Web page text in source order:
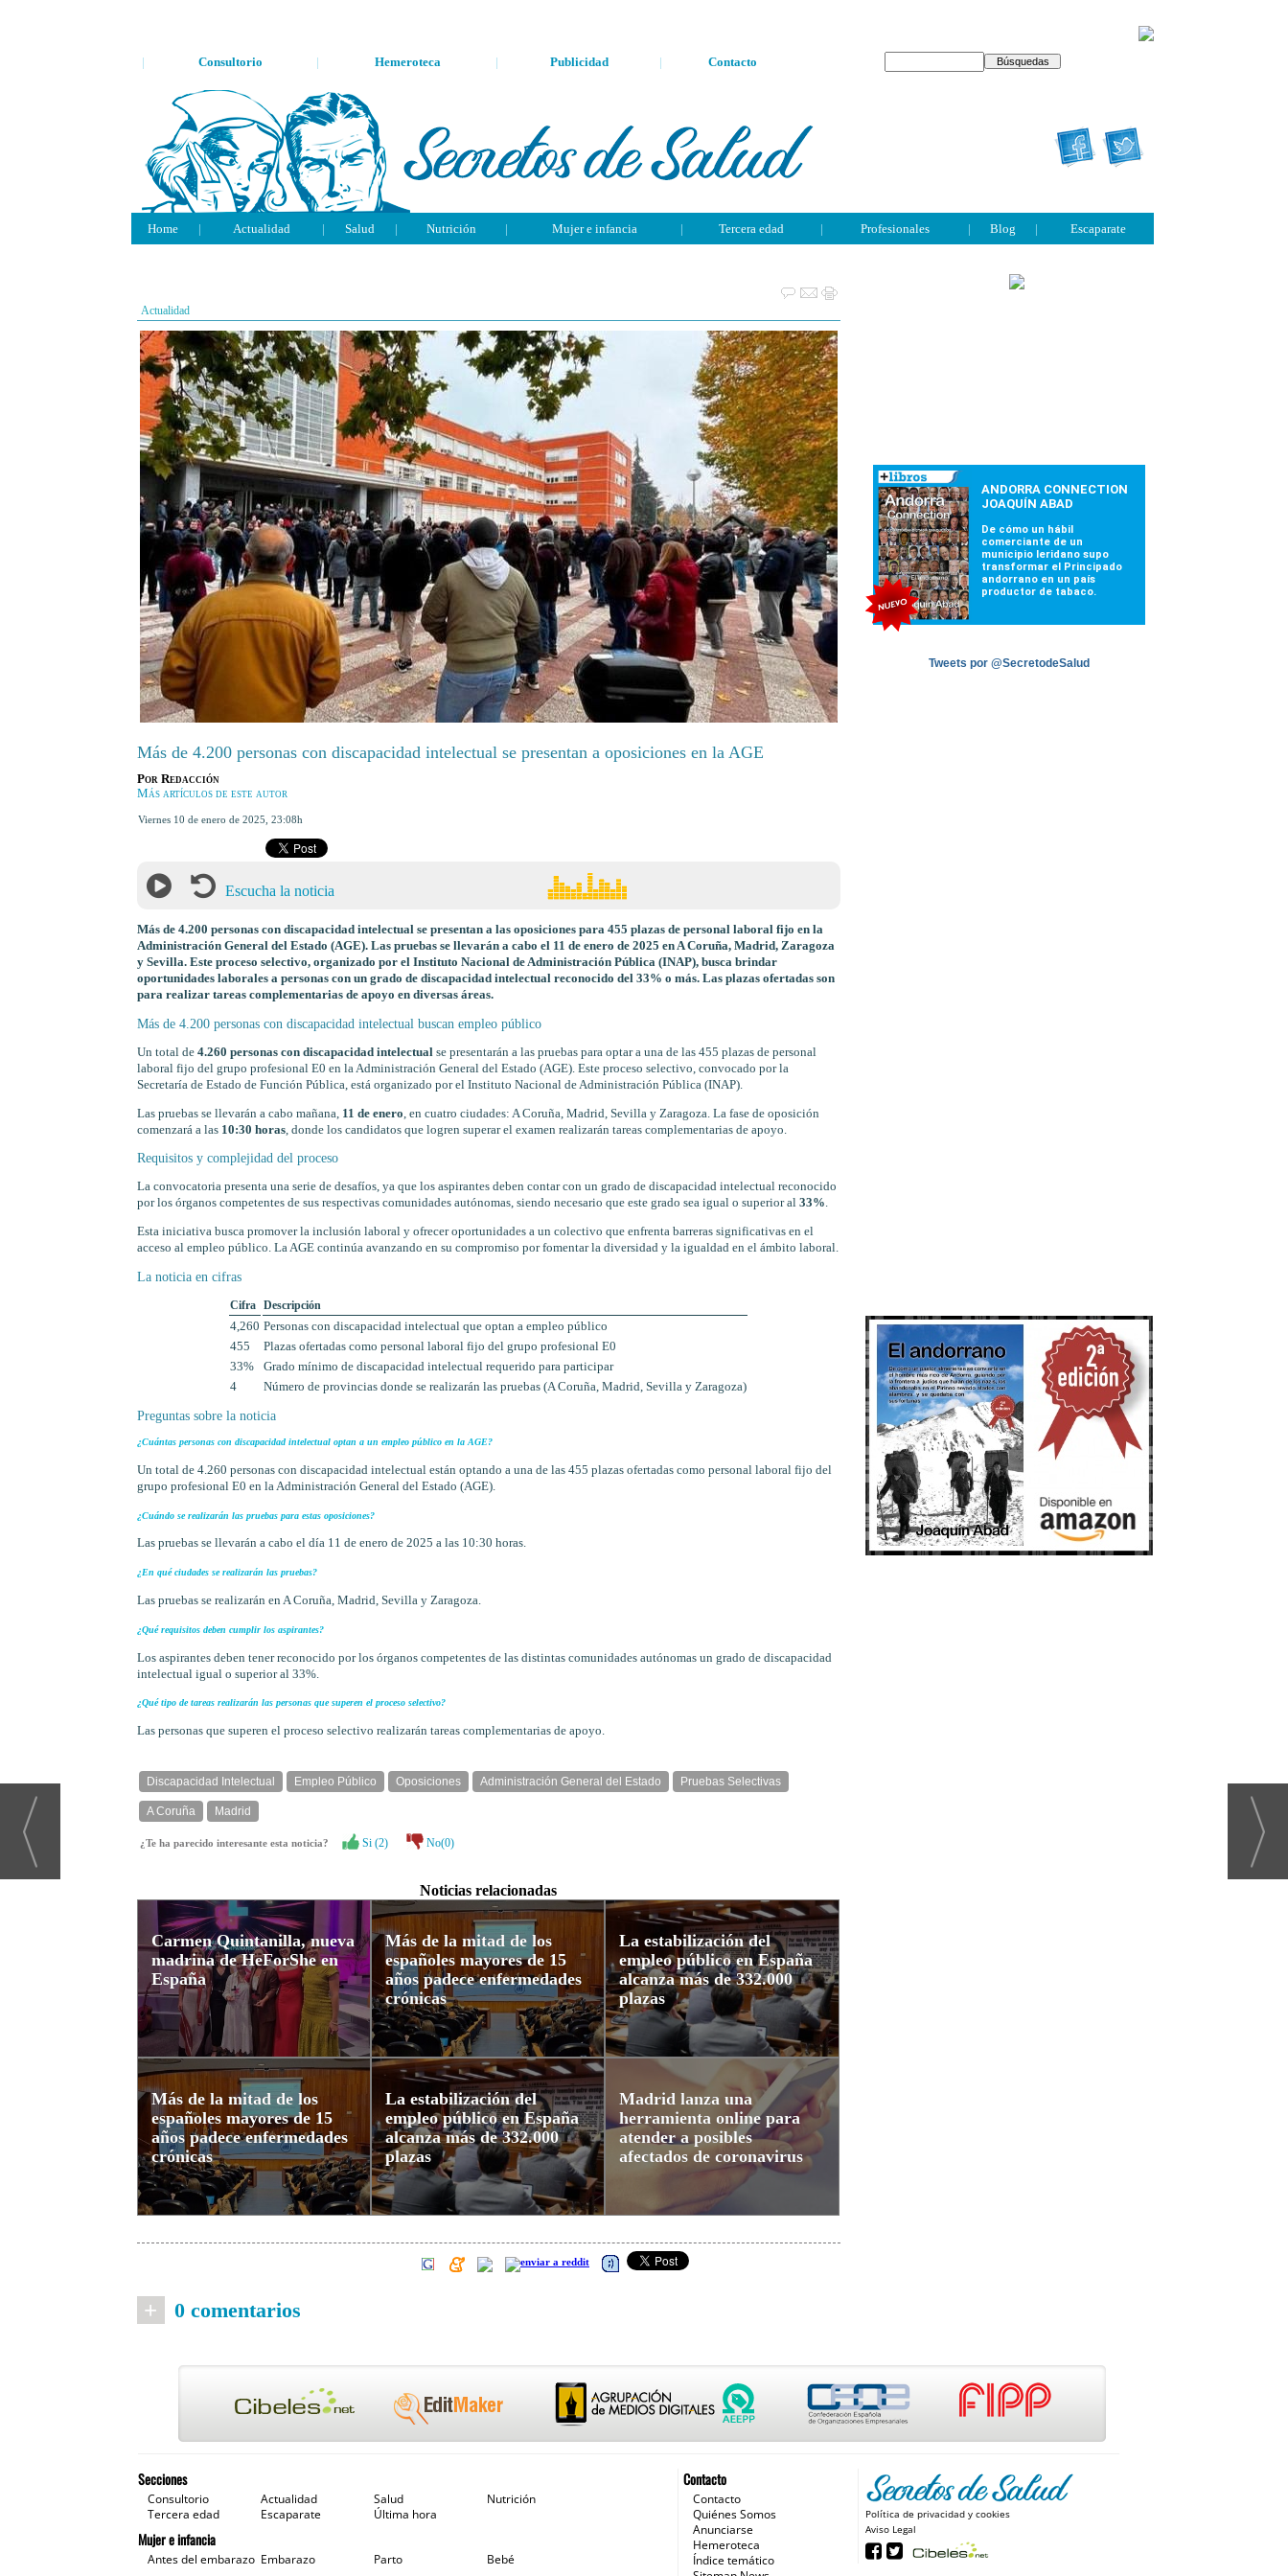
| Consultorio | Hemeroteca | Publicidad | Contacto
Home | Actualidad | Salud | Nutrición | Mujer e infancia | Tercera edad | Profesionales | Blog | Escaparate
Actualidad
Más de 4.200 personas con discapacidad intelectual se presentan a oposiciones en la AGE
Por Redacción
Más artículos de este autor
viernes 10 de enero de 2025 23:08h
Escucha la noticia
Más de 4.200 personas con discapacidad intelectual se presentan a las oposiciones para 455 plazas de personal laboral fijo en la
Administración General del Estado (AGE). Las pruebas se llevarán a cabo el 11 de enero de 2025 en A Coruña, Madrid, Zaragoza
y Sevilla. Este proceso selectivo, organizado por el Instituto Nacional de Administración Pública (INAP), busca brindar
oportunidades laborales a personas con un grado de discapacidad intelectual reconocido del 33% o más. Las plazas ofertadas son
para realizar tareas complementarias de apoyo en diversas áreas.
Más de 4.200 personas con discapacidad intelectual buscan empleo público
Un total de 4.260 personas con discapacidad intelectual se presentarán a las pruebas para optar a una de las 455 plazas de personal
laboral fijo del grupo profesional E0 en la Administración General del Estado (AGE). Este proceso selectivo, convocado por la
Secretaría de Estado de Función Pública, está organizado por el Instituto Nacional de Administración Pública (INAP).
Las pruebas se llevarán a cabo mañana, 11 de enero , en cuatro ciudades: A Coruña, Madrid, Sevilla y Zaragoza. La fase de oposición
comenzará a las 10:30 horas, donde los candidatos que logren superar el examen realizarán tareas complementarias de apoyo.
Requisitos y complejidad del proceso
La convocatoria presenta una serie de desafíos, ya que los aspirantes deben contar con un grado de discapacidad intelectual reconocido
por los órganos competentes de sus respectivas comunidades autónomas, siendo necesario que este grado sea igual o superior al 33%.
Esta iniciativa busca promover la inclusión laboral y ofrecer oportunidades a un colectivo que enfrenta barreras significativas en el
acceso al empleo público. La AGE continúa avanzando en su compromiso por fomentar la diversidad y la igualdad en el ámbito laboral.
La noticia en cifras
Cifra Descripción
4,260 Personas con discapacidad intelectual que optan a empleo público
455
Plazas ofertadas como personal laboral fijo del grupo profesional E0
33%
Grado mínimo de discapacidad intelectual requerido para participar
4
Número de provincias donde se realizarán las pruebas (A Coruña, Madrid, Sevilla y Zaragoza)
Preguntas sobre la noticia
¿Cuántas personas con discapacidad intelectual optan a un empleo público en la AGE?
Un total de 4.260 personas con discapacidad intelectual están optando a una de las 455 plazas ofertadas como personal laboral fijo del
grupo profesional E0 en la Administración General del Estado (AGE).
¿Cuándo se realizarán las pruebas para estas oposiciones?
Las pruebas se llevarán a cabo el día 11 de enero de 2025 a las 10:30 horas.
¿En qué ciudades se realizarán las pruebas?
Las pruebas se realizarán en A Coruña, Madrid, Sevilla y Zaragoza.
¿Qué requisitos deben cumplir los aspirantes?
Los aspirantes deben tener reconocido por los órganos competentes de las distintas comunidades autónomas un grado de discapacidad
intelectual igual o superior al 33%.
¿Qué tipo de tareas realizarán las personas que superen el proceso selectivo?
Las personas que superen el proceso selectivo realizarán tareas complementarias de apoyo.
Discapacidad Intelectual Empleo Público Oposiciones Administración General del Estado Pruebas Selectivas
A Coruña Madrid
¿Te ha parecido interesante esta noticia? Si (2) No(0)
Noticias relacionadas
Carmen Quintanilla, nueva
madrina de HeForShe en
España
Más de la mitad de los
españoles mayores de 15
años padece enfermedades
crónicas
Más de la mitad de los
españoles mayores de 15
años padece enfermedades
crónicas
La estabilización del
empleo público en España
alcanza más de 332.000
plazas
La estabilización del
empleo público en España
alcanza más de 332.000
plazas
Madrid lanza una
herramienta online para
atender a posibles
afectados de coronavirus
+ 0 comentarios
Tweets por @SecretodeSalud
Contacto
Contacto
Quiénes Somos
Anunciarse
Hemeroteca
Índice temático
Política de privacidad y cookies
Aviso Legal
Secciones
Consultorio Actualidad Salud
Nutrición
Tercera edad
Escaparate Última hora
Mujer e infancia
Antes del embarazo Embarazo Parto Bebé